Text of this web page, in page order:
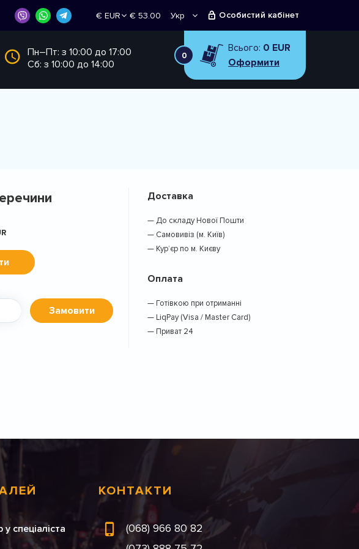
€ EUR
€ 53.00
Укр
Особистий кабінет
Пн–Пт: з 10:00 до 17:00
Сб: з 10:00 до 14:00
0
Всього: 0 EUR
Оформити
Замовити
Доставка
— До складу Нової Пошти
— Самовивіз (м. Київ)
— Кур’єр по м. Києву
Оплата
— Готівкою при отриманні
— LiqPay (Visa / Master Card)
— Приват 24
спеціаліста
КОНТАКТИ
(068) 966 80 82